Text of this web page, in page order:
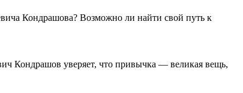
Кондрашова? Возможно ли найти свой путь к
Кондрашов уверяет, что привычка — великая вещь,